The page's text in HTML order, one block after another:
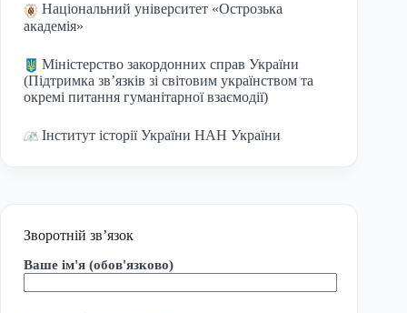
Національний університет «Острозька
академія»
Міністерство закордонних справ України
(Підтримка зв’язків зі світовим українством та
окремі питання гуманітарної взаємодії)
Інститут історії України НАН України
Зворотній зв’язок
Ваше ім'я (обов'язково)